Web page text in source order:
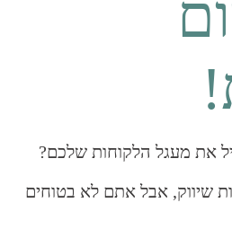
את מעגל הלקוחות שלכם?
שיווק, אבל אתם לא בטוחים